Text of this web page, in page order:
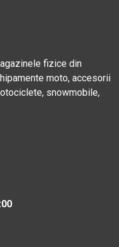
fizice din
moto, accesorii
snowmobile,